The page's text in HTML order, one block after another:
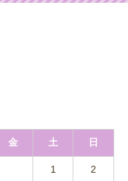
金 土 日
1 2